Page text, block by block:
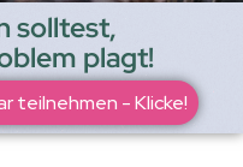
solltest,
plagt!
teilnehmen - Klicke!